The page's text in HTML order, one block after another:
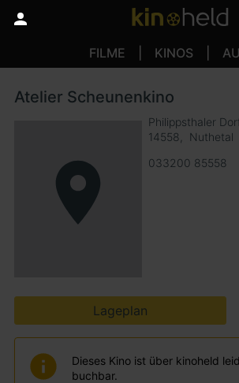
FILME KINOS
Atelier Scheunenkino
Philippsthaler
14558
Nuthetal
033200 85558
Lageplan
Dieses Kino ist über kinoheld
buchbar.